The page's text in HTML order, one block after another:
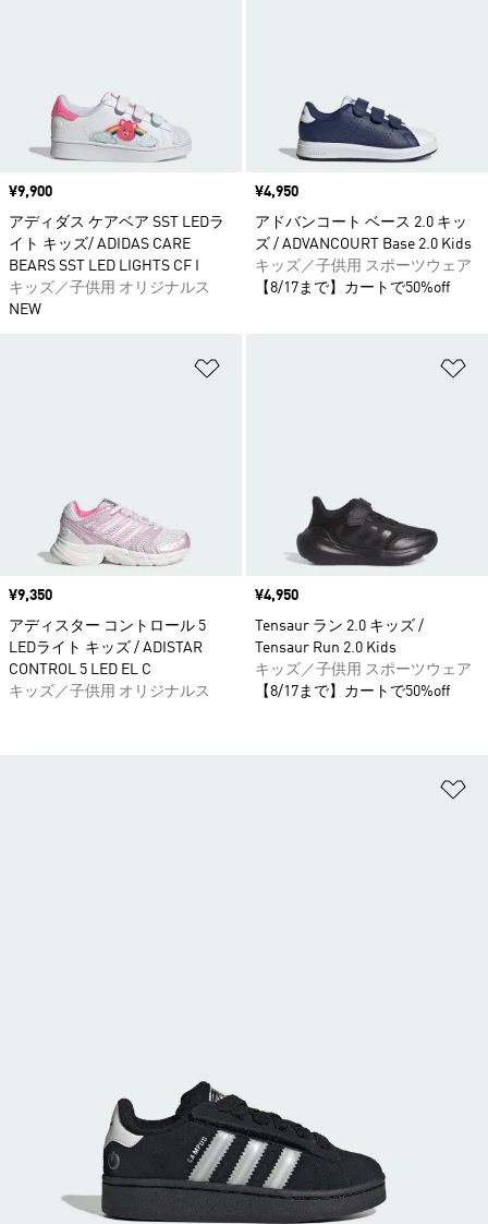
価格
¥9,900
アディダス ケアベア SST LEDラ
イト キッズ/ ADIDAS CARE
BEARS SST LED LIGHTS CF I
キッズ／子供用 オリジナルス
NEW
価格
¥4,950
アドバンコート ベース 2.0 キッ
ズ / ADVANCOURT Base 2.0 Kids
キッズ／子供用 スポーツウェア
【8/17まで】カートで50%off
価格
¥9,350
アディスター コントロール 5
LEDライト キッズ / ADISTAR
CONTROL 5 LED EL C
キッズ／子供用 オリジナルス
価格
¥4,950
Tensaur ラン 2.0 キッズ /
Tensaur Run 2.0 Kids
キッズ／子供用 スポーツウェア
【8/17まで】カートで50%off